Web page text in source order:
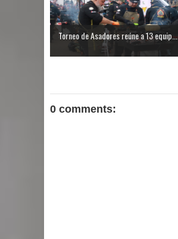
Torneo de Asadores reúne a 13 equip...
0 comments: